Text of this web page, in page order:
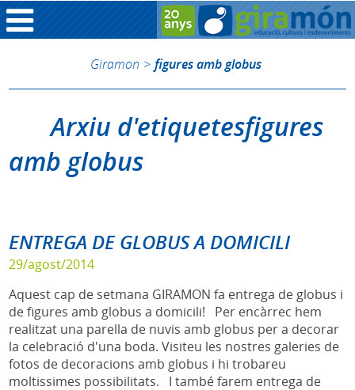
Giramon > figures amb globus
Arxiu d'etiquetesfigures
amb globus
ENTREGA DE GLOBUS A DOMICILI
29/agost/2014
Aquest cap de setmana GIRAMON fa entrega de globus i
de figures amb globus a domicili! Per encàrrec hem
realitzat una parella de nuvis amb globus per a decorar
la celebració d'una boda. Visiteu les nostres galeries de
fotos de decoracions amb globus i hi trobareu
moltissimes possibilitats. I també farem entrega de